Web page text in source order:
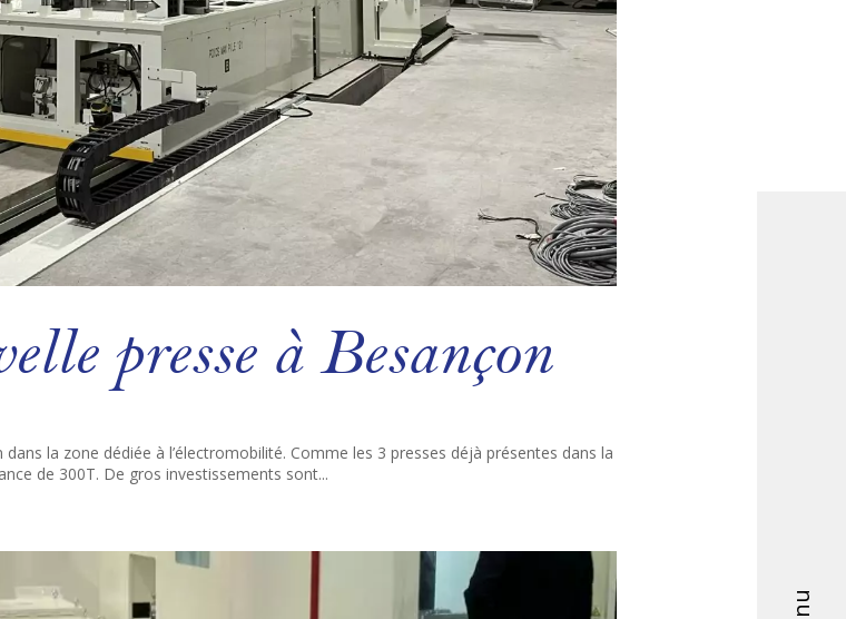
presse à Besançon
la zone dédiée à l’électromobilité. Comme les 3 presses déjà présentes dans la
de 300T. De gros investissements sont...